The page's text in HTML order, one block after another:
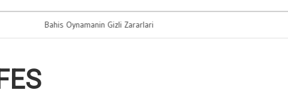
Bahis Oynamanin Gizli Zararlari